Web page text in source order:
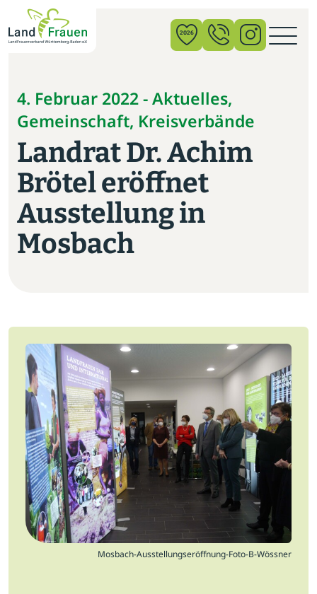
2026
4. Februar 2022 - Aktuelles,
Gemeinschaft, Kreisverbände
Landrat Dr. Achim
Brötel eröffnet
Ausstellung in
Mosbach
×
News
Verband
Politik
Bildung
Gemeinschaft
Jobs
Newsletter
Presse
Intern
Login
Mitglied werden
Mosbach-Ausstellungseröffnung-Foto-B-Wössner